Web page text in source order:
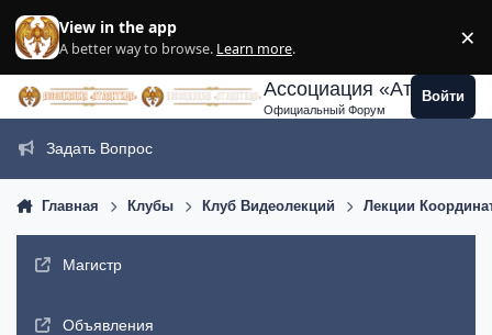
View in the app
A better way to browse. Learn more. ×
Ассоциация
Официальный Форум
Войти
Задать Вопрос
Главная Клубы Клуб Видеолекций Лекции
Магистр
Объявления